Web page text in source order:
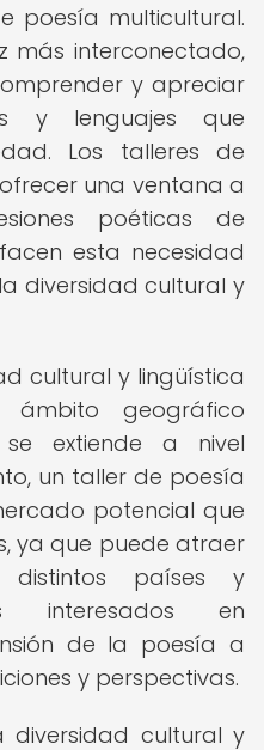
poesía multicultural.
más interconectado,
y apreciar
y lenguajes que
Los talleres de
una ventana a
poéticas de
esta necesidad
diversidad cultural y
cultural y lingüística
geográfico
extiende a nivel
un taller de poesía
potencial que
ya que puede atraer
países y
interesados en
de la poesía a
y perspectivas.
diversidad cultural y